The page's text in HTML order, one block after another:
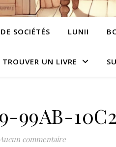
SOCIÉTÉS LUNII
UN LIVRE
99AB-
commentaire